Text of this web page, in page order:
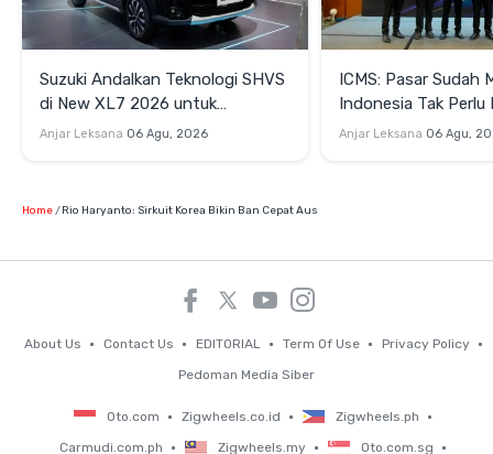
Suzuki Andalkan Teknologi SHVS
di New XL7 2026 untuk
Mendukung Efisiensi Berkendara
Anjar Leksana 06 Agu, 2026
ICMS: Pasar Sudah
Indonesia Tak Perlu
Satu Teknologi
Anjar Leksana 06 Agu,
Home Rio Haryanto: Sirkuit Korea Bikin Ban Cepat Aus
About Us Contact Us EDITORIAL Term Of Use
Privacy Policy
Pedoman Media Siber
Oto.com Zigwheels.co.id
Zigwheels.ph
Carmudi.com.ph
Zigwheels.my Oto.com.sg